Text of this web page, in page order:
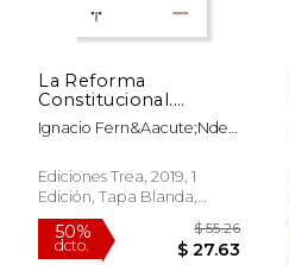
dcto.
La Reforma
Constitucional.
Pasado, Presente y
Futuro (Trea Ensayos)
Ignacio Fern&Aacute;Ndez
Ediciones Trea, 2019, 1
Edición, Tapa Blanda,
Nuevo